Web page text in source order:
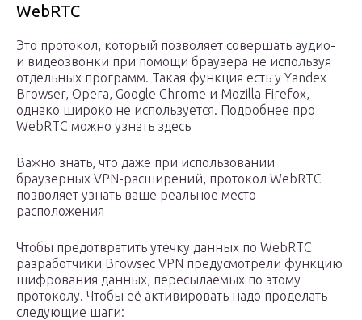
WebRTC
Это протокол, который позволяет совершать аудио-
и видеозвонки при помощи браузера не используя
отдельных программ. Такая функция есть у Yandex
Browser, Opera, Google Chrome и Mozilla Firefox,
однако широко не используется. Подробнее про
WebRTC можно узнать здесь
Важно знать, что даже при использовании
браузерных VPN-расширений, протокол WebRTC
позволяет узнать ваше реальное место
расположения
Чтобы предотвратить утечку данных по WebRTC
разработчики Browsec VPN предусмотрели функцию
шифрования данных, пересылаемых по этому
протоколу. Чтобы её активировать надо проделать
следующие шаги: